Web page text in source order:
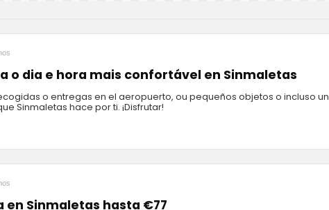
o dia e hora mais confortável en Sinmaletas
o entregas en el aeropuerto, ou pequeños objetos o incluso un
Sinmaletas hace por ti. ¡Disfrutar!
en Sinmaletas hasta €77